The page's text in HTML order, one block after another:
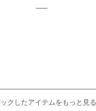
クしたアイテムをもっと見る